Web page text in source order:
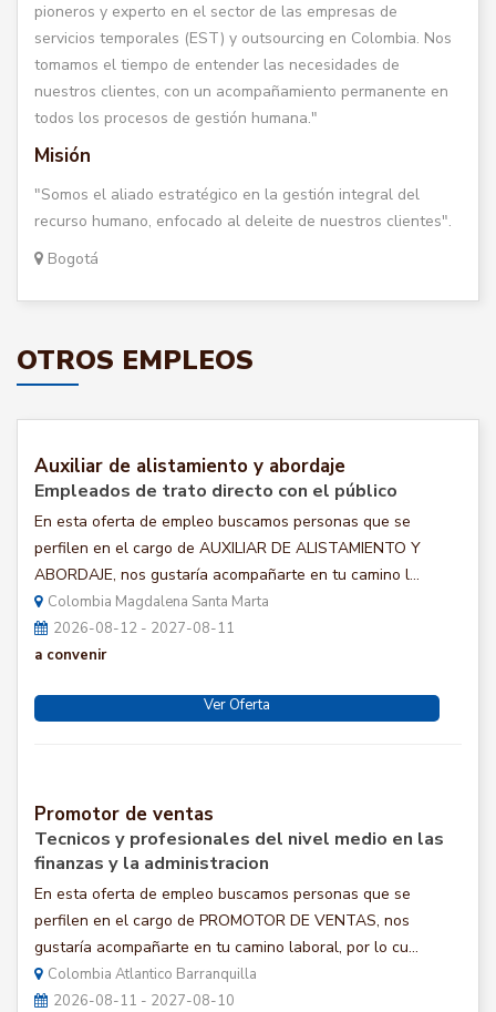
pioneros y experto en el sector de las empresas de
servicios temporales (EST) y outsourcing en Colombia. Nos
tomamos el tiempo de entender las necesidades de
nuestros clientes, con un acompañamiento permanente en
todos los procesos de gestión humana."
Misión
"Somos el aliado estratégico en la gestión integral del
recurso humano, enfocado al deleite de nuestros clientes".
Bogotá
OTROS EMPLEOS
Auxiliar de alistamiento y abordaje
Empleados de trato directo con el público
En esta oferta de empleo buscamos personas que se
perfilen en el cargo de AUXILIAR DE ALISTAMIENTO Y
ABORDAJE, nos gustaría acompañarte en tu camino l...
Colombia Magdalena Santa Marta
2026-08-12 - 2027-08-11
a convenir
Ver Oferta
Promotor de ventas
Tecnicos y profesionales del nivel medio en las
finanzas y la administracion
En esta oferta de empleo buscamos personas que se
perfilen en el cargo de PROMOTOR DE VENTAS, nos
gustaría acompañarte en tu camino laboral, por lo cu...
Colombia Atlantico Barranquilla
2026-08-11 - 2027-08-10